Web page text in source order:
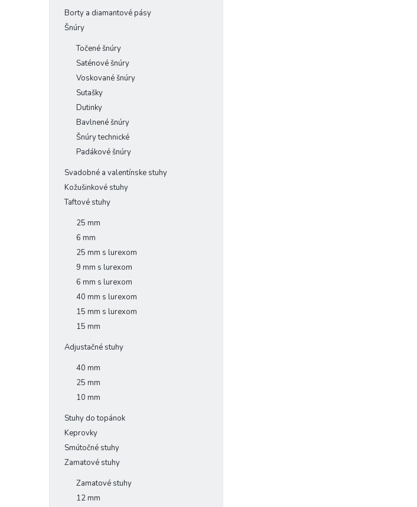
Borty a diamantové pásy
Šnúry
Točené šnúry
Saténové šnúry
Voskované šnúry
Sutašky
Dutinky
Bavlnené šnúry
Šnúry technické
Padákové šnúry
Svadobné a valentínske stuhy
Kožušinkové stuhy
Taftové stuhy
25 mm
6 mm
25 mm s lurexom
9 mm s lurexom
6 mm s lurexom
40 mm s lurexom
15 mm s lurexom
15 mm
Adjustačné stuhy
40 mm
25 mm
10 mm
Stuhy do topánok
Keprovky
Smútočné stuhy
Zamatové stuhy
Zamatové stuhy
12 mm